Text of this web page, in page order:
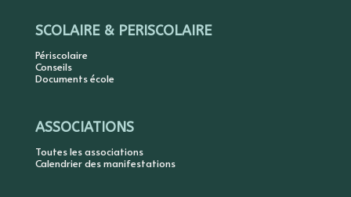
SCOLAIRE & PERISCOLAIRE
Périscolaire
Conseils
Documents école
ASSOCIATIONS
Toutes les associations
Calendrier des manifestations